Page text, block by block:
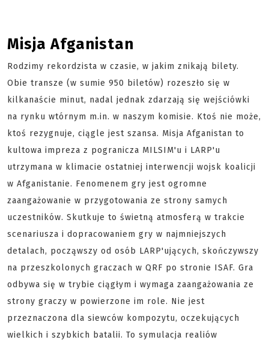
Misja Afganistan
Rodzimy rekordzista w czasie, w jakim znikają bilety.
Obie transze (w sumie 950 biletów) rozeszło się w
kilkanaście minut, nadal jednak zdarzają się wejściówki
na rynku wtórnym m.in. w naszym komisie. Ktoś nie może,
ktoś rezygnuje, ciągle jest szansa. Misja Afganistan to
kultowa impreza z pogranicza MILSIM'u i LARP'u
utrzymana w klimacie ostatniej interwencji wojsk koalicji
w Afganistanie. Fenomenem gry jest ogromne
zaangażowanie w przygotowania ze strony samych
uczestników. Skutkuje to świetną atmosferą w trakcie
scenariusza i dopracowaniem gry w najmniejszych
detalach, począwszy od osób LARP'ujących, skończywszy
na przeszkolonych graczach w QRF po stronie ISAF. Gra
odbywa się w trybie ciągłym i wymaga zaangażowania ze
strony graczy w powierzone im role. Nie jest
przeznaczona dla siewców kompozytu, oczekujących
wielkich i szybkich batalii. To symulacja realiów